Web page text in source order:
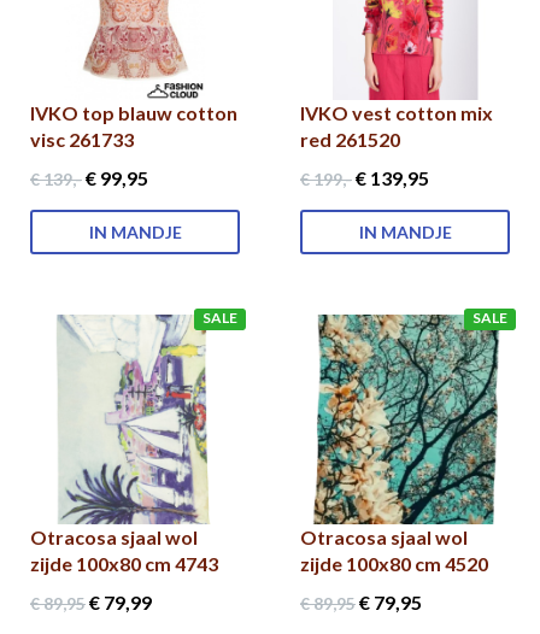
IVKO top blauw cotton
visc 261733
€ 139,-€ 99,95
IN MANDJE
IVKO vest cotton mix
red 261520
€ 199,-€ 139,95
IN MANDJE
SALE
Otracosa sjaal wol
zijde 100x80 cm 4743
€ 89,95€ 79,99
SALE
Otracosa sjaal wol
zijde 100x80 cm 4520
€ 89,95€ 79,95